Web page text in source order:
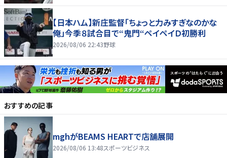
【日本ハム】新庄監督「ちょっと力みすぎなのかな
俺」今季８試合目で“鬼門“ペイペイＤ初勝利
2026/08/06 22:43野球
おすすめの記事
mghがBEAMS HEARTで店舗展開
2026/08/06 13:48スポーツビジネス